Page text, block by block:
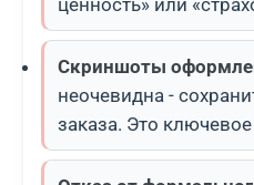
ценность» или
Скриншоты
неочевидна -
заказа. Это